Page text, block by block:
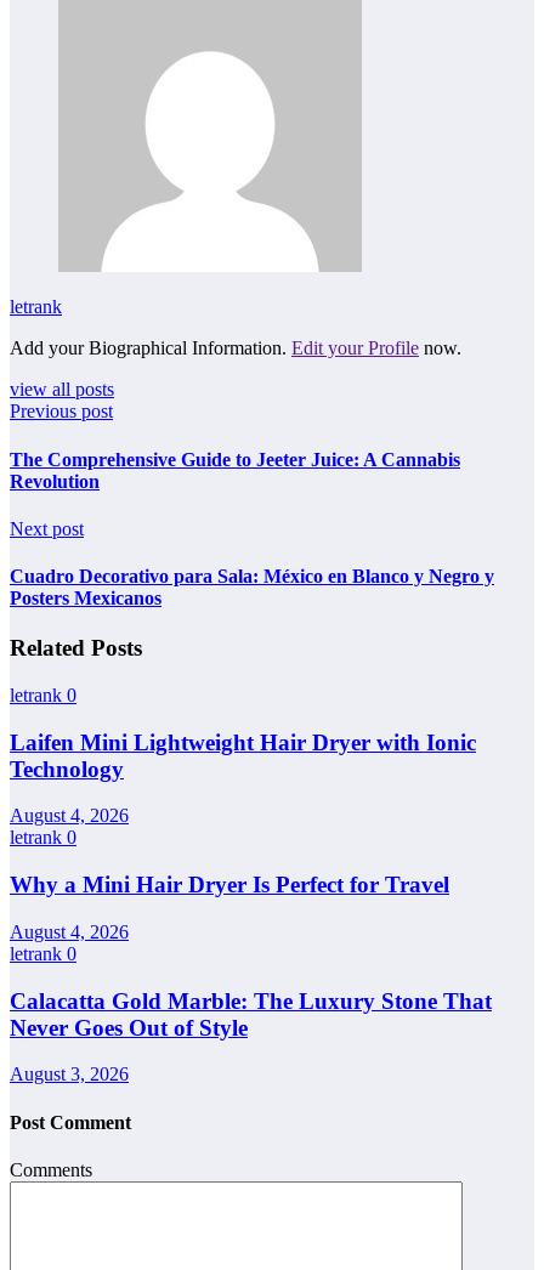
letrank
Add your Biographical Information. Edit your Profile now.
view all posts
Previous post
The Comprehensive Guide to Jeeter Juice: A Cannabis
Revolution
Next post
Cuadro Decorativo para Sala: México en Blanco y Negro y
Posters Mexicanos
Related Posts
letrank 0
Laifen Mini Lightweight Hair Dryer with Ionic
Technology
August 4, 2026
letrank 0
Why a Mini Hair Dryer Is Perfect for Travel
August 4, 2026
letrank 0
Calacatta Gold Marble: The Luxury Stone That
Never Goes Out of Style
August 3, 2026
Post Comment
Comments